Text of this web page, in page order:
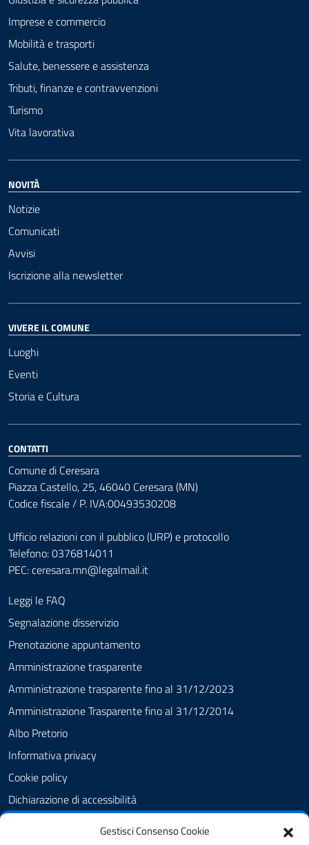
Gestisci Consenso Cookie
Imprese e commercio
Mobilità e trasporti
Salute, benessere e assistenza
Tributi, finanze e contravvenzioni
Turismo
Vita lavorativa
NOVITÀ
Notizie
Comunicati
Avvisi
Iscrizione alla newsletter
VIVERE IL COMUNE
Luoghi
Eventi
Storia e Cultura
CONTATTI
Comune di Ceresara
Piazza Castello, 25, 46040 Ceresara (MN)
Codice fiscale / P. IVA:00493530208
Ufficio relazioni con il pubblico (URP) e protocollo
Telefono: 0376814011
PEC:ceresara.mn@legalmail.it
Leggi le FAQ
Segnalazione disservizio
Prenotazione appuntamento
Amministrazione trasparente
Amministrazione trasparente fino al 31/12/2023
Amministrazione Trasparente fino al 31/12/2014
Albo Pretorio
Informativa privacy
Cookie policy
Dichiarazione di accessibilità